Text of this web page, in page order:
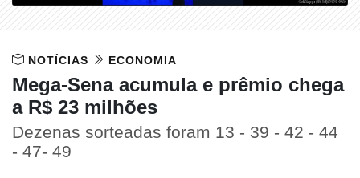
NOTÍCIAS ECONOMIA
Mega-Sena acumula e prêmio chega
a R$ 23 milhões
Dezenas sorteadas foram 13 - 39 - 42 - 44
- 47- 49